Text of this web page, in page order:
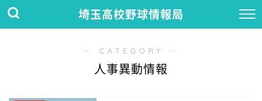
埼玉高校野球情報局
― CATEGORY ―
人事異動情報